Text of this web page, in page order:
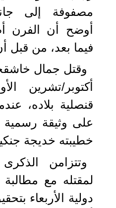
مصفوفة إلى
أوضح أن الفرن
فيما بعد، من قبل
وقتل جمال
قنصلية بلاده،
على وثيقة رسمية
خطيبته خديجة
وتتزامن
لمقتله مع
دولية الأربعاء